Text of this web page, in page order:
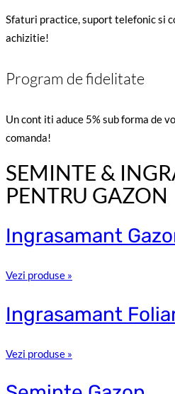
Sfaturi practice, suport telefonic si
achizitie!
Program de fidelitate
Un cont iti aduce 5% sub forma de
comanda!
SEMINTE &
PENTRU GAZON
Ingrasamant
Vezi produse »
Ingrasamant
Vezi produse »